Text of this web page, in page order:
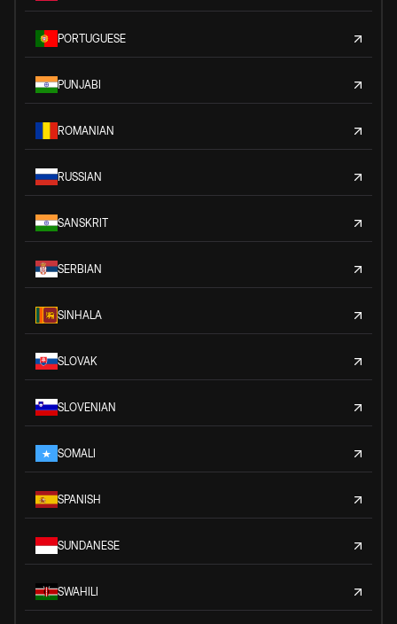
PORTUGUESE
PUNJABI
ROMANIAN
RUSSIAN
SANSKRIT
SERBIAN
SINHALA
SLOVAK
SLOVENIAN
SOMALI
SPANISH
SUNDANESE
SWAHILI